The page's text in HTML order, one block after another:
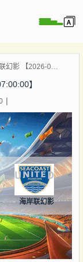
黑石 VS 海岸联幻影 【2026-07-07 07:00:00】
】
海岸联幻影